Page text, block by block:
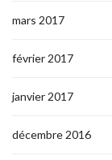
mars 2017
février 2017
janvier 2017
décembre 2016